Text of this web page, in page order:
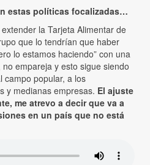
estas políticas focalizadas…
la Tarjeta Alimentar de
que lo tendrían que haber
lo estamos haciendo” con una
empareja y esto sigue siendo
campo popular, a los
y medianas empresas. El ajuste
me atrevo a decir que va a
en un país que no está